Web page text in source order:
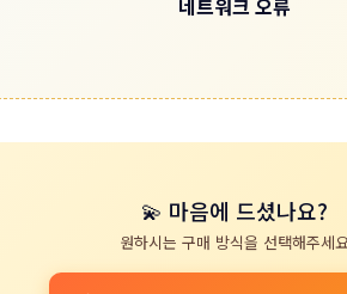
네트워크 오류
💫 마음에 드셨나요?
원하시는 구매 방식을 선택해주세